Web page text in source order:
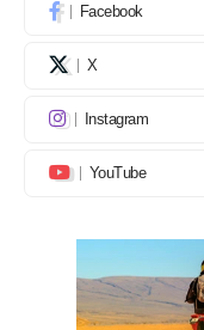
Facebook
X
Instagram
YouTube